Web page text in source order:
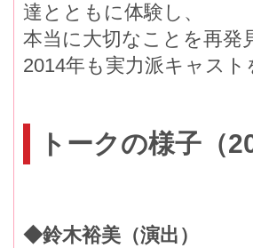
達とともに体験し、
本当に大切なことを再発
2014年も実力派キャス
トークの様子（
◆鈴木裕美（演出）